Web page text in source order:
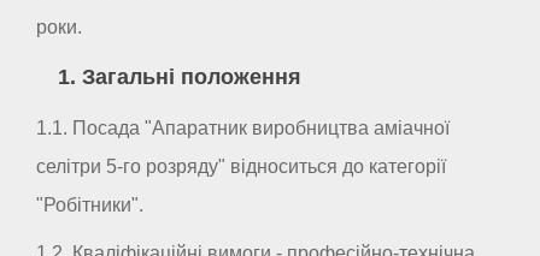
роки.
1. Загальні положення
1.1. Посада "Апаратник виробництва аміачної
селітри 5-го розряду" відноситься до категорії
"Робітники".